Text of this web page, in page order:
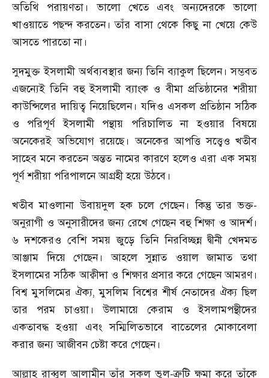
অতিথি পরায়ণতা। ভালো খেতে এবং অন্যদেরকে ভালো
খাওয়াতে পছন্দ করতেন। তাঁর বাসা থেকে কিছু না খেয়ে কেউ
আসতে পারতো না।
সুদমুক্ত ইসলামী অর্থব্যবস্থার জন্য তিনি ব্যাকুল ছিলেন। সম্ভবত
এজন্যেই তিনি বহু ইসলামী ব্যাংক ও বীমা প্রতিষ্ঠানের শরীয়া
কাউন্সিলের দায়িত্ব নিয়েছিলেন। যদিও এসকল প্রতিষ্ঠান সঠিক
ও পরিপূর্ণ ইসলামী পন্থায় পরিচালিত না হওয়ার বিষয়ে
অনেকেরই অভিযোগ রয়েছে। অনেকের আপত্তি সত্ত্বেও খতীব
সাহেব মনে করতেন অন্তত নামের কারণে হলেও এরা এক সময়
পূর্ণ শরীয়া পরিপালনে আগ্রহী হয়ে উঠবে।
খতীব মাওলানা উবায়দুল হক চলে গেছেন। কিন্তু তার ভক্ত-
অনুরাগী ও অনুসারীদের জন্য রেখে গেছেন বহু শিক্ষা ও আদর্শ।
৬ দশকেরও বেশি সময় জুড়ে তিনি নিরবিচ্ছন্ন দ্বীনী খেদমত
আঞ্জাম দিয়ে গেছেন। আহলে সুন্নাত ওয়াল জামাত তথা
ইসলামের সঠিক আক্বীদা ও শিক্ষার প্রসার করে গেছেন আমরণ।
বিশ্ব মুসলিমের ঐক্য,মুসলিম বিশ্বের শীর্ষ নেতাদের ঐক্য ছিল
তার পরম চাওয়া। উলামায়ে কেরাম ও ইসলামপন্থীদের
একতাবদ্ধ হওয়া এবং সম্মিলিতভাবে বাতেলের মোকাবেলা
করার জন্য আজীবন চেষ্টা করে গেছেন।
আল্লাহ রাব্বুল আলামীন তাঁর সকল ভুল-ত্রুটি ক্ষমা করে তাঁকে